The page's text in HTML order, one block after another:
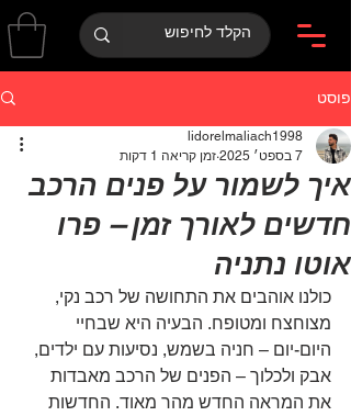
פוסט
איך לשמור על פנים הרכב
חדשים לאורך זמן – פרו
אוטו נתניה
lidorelmaliach1998
7 בספט׳ 2025
זמן קריאה 1 דקות
כולנו אוהבים את התחושה של רכב נקי,
מצוחצח ומטופח. הבעיה היא שבחיי
היום-יום – חניה בשמש, נסיעות עם ילדים,
אבק ולכלוך – הפנים של הרכב מאבדות
את המראה החדש מהר מאוד. החדשות